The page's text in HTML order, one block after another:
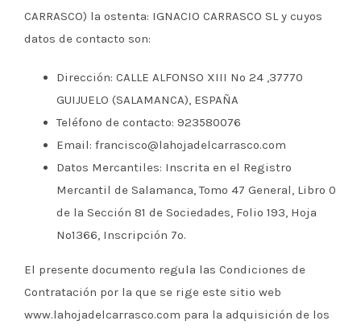
CARRASCO) la ostenta: IGNACIO CARRASCO SL y cuyos
datos de contacto son:
Dirección: CALLE ALFONSO XIII Nº 24 ,37770
GUIJUELO (SALAMANCA), ESPAÑA
Teléfono de contacto: 923580076
Email: francisco@lahojadelcarrasco.com
Datos Mercantiles: Inscrita en el Registro
Mercantil de Salamanca, Tomo 47 General, Libro 0
de la Sección 81 de Sociedades, Folio 193, Hoja
Nº1366, Inscripción 7º.
El presente documento regula las Condiciones de
Contratación por la que se rige este sitio web
www.lahojadelcarrasco.com para la adquisición de los